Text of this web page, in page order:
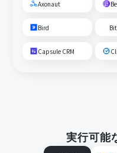
Axonaut
Bird
Capsule CRM
実行可能